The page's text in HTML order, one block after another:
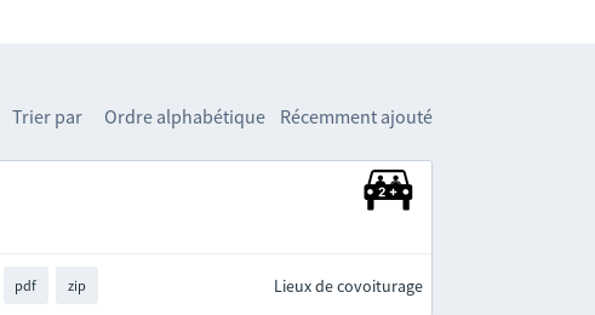
Trier par Ordre alphabétique Récemment ajouté
pdf zip Lieux de covoiturage